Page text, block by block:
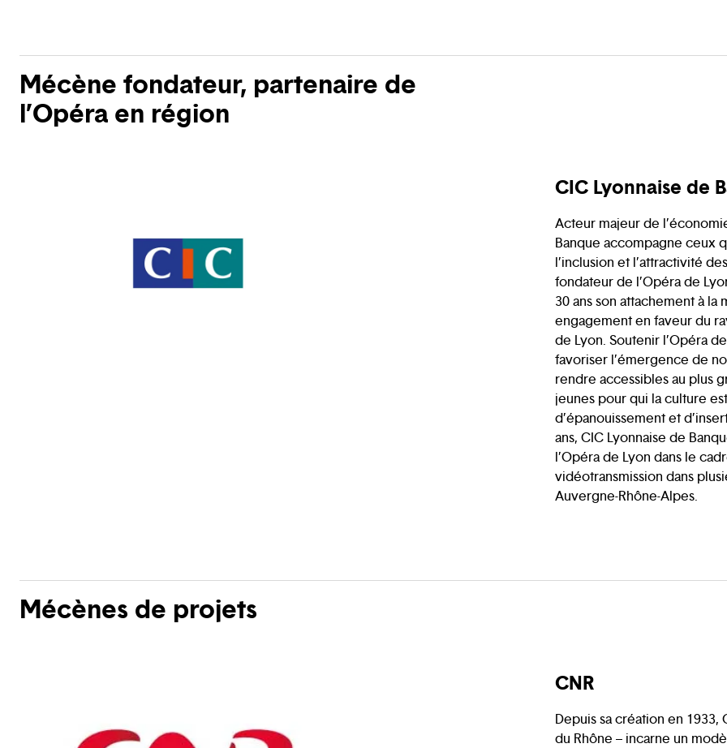
Mécène fondateur, partenaire de
l’Opéra en région
CIC Lyonnaise de
Acteur majeur de
Banque accompagne ceux
l’inclusion et l’attractivité
fondateur de l’Opéra de
30 ans son attachement à la
engagement en faveur du
de Lyon. Soutenir l’Opéra
favoriser l’émergence de
rendre accessibles au plus
jeunes pour qui la culture
d’épanouissement et
ans, CIC Lyonnaise de
l’Opéra de Lyon dans le
vidéotransmission dans
Auvergne-Rhône-Alpes.
Mécènes de projets
CNR
Depuis sa création en 1933,
du Rhône – incarne un